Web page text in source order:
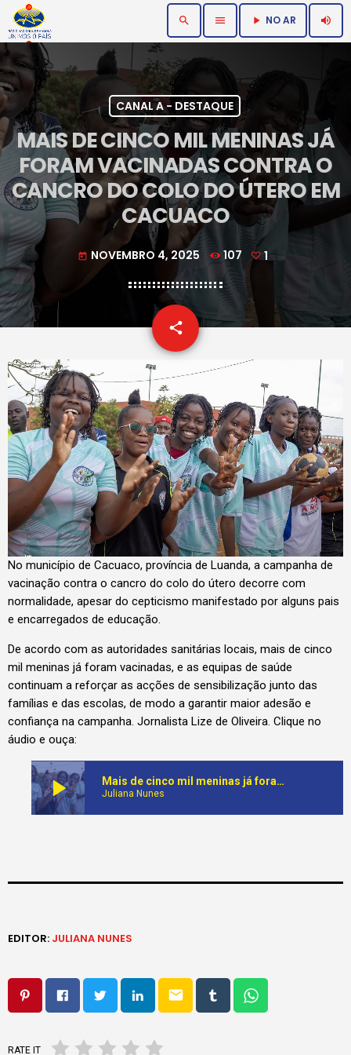
search menu play_arrow NO AR volume_up
CANAL A - DESTAQUE
MAIS DE CINCO MIL MENINAS JÁ
FORAM VACINADAS CONTRA O
CANCRO DO COLO DO ÚTERO EM
CACUACO
today NOVEMBRO 4, 2025 107 1
share
email
No município de Cacuaco, província de Luanda, a campanha de
vacinação contra o cancro do colo do útero decorre com
normalidade, apesar do cepticismo manifestado por alguns pais
e encarregados de educação.
De acordo com as autoridades sanitárias locais, mais de cinco
mil meninas já foram vacinadas, e as equipas de saúde
continuam a reforçar as acções de sensibilização junto das
famílias e das escolas, de modo a garantir maior adesão e
confiança na campanha. Jornalista Lize de Oliveira. Clique no
áudio e ouça:
play_arrow Mais de cinco mil meninas já foram vacinadas contra o cancro do colo do útero em Cacuaco
Juliana Nunes
EDITOR: JULIANA NUNES
email
RATE IT